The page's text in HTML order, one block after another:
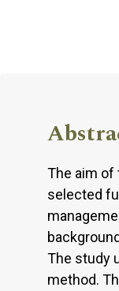
The aim of
selected
The study
method.